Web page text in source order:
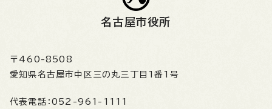
名古屋市役所
〒460-8508
愛知県名古屋市中区三の丸三丁目1番1号
代表電話： 052-961-1111